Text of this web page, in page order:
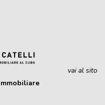
vai al sito